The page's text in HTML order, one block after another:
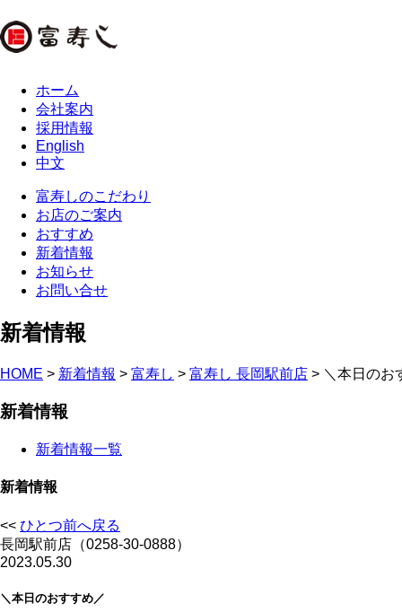
ホーム
会社案内
採用情報
English
中文
富寿しのこだわり
お店のご案内
おすすめ
新着情報
お知らせ
お問い合せ
新着情報
HOME > 新着情報 > 富寿し > 富寿し 長岡駅前店 > ＼本日のお
新着情報
新着情報一覧
新着情報
<< ひとつ前へ戻る
長岡駅前店（0258-30-0888）
2023.05.30
＼本日のおすすめ／